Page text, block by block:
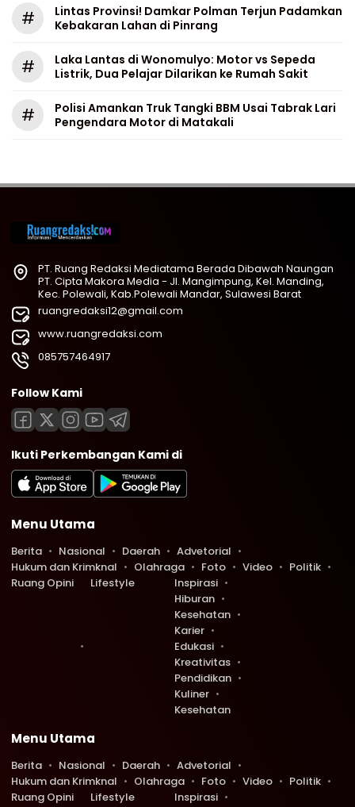
#
Lintas Provinsi! Damkar Polman Terjun Padamkan
Kebakaran Lahan di Pinrang
#
Laka Lantas di Wonomulyo: Motor vs Sepeda
Listrik, Dua Pelajar Dilarikan ke Rumah Sakit
#
Polisi Amankan Truk Tangki BBM Usai Tabrak Lari
Pengendara Motor di Matakali
PT. Ruang Redaksi Mediatama Berada Dibawah Naungan
PT. Cipta Makora Media - Jl. Mangimpung, Kel. Manding,
Kec. Polewali, Kab.Polewali Mandar, Sulawesi Barat
ruangredaksi12@gmail.com
www.ruangredaksi.com
085757464917
Follow Kami
Ikuti Perkembangan Kami di
Menu Utama
Berita Nasional Daerah
Advetorial
Hukum dan Krimknal
Olahraga Foto Video
Politik
Ruang Opini
Lifestyle
Inspirasi
Hiburan
Kesehatan
Karier
Edukasi
Kreativitas
Pendidikan
Kuliner
Kesehatan
Menu Utama
Berita Nasional Daerah
Advetorial
Hukum dan Krimknal
Olahraga Foto Video
Politik
Ruang Opini
Lifestyle
Inspirasi